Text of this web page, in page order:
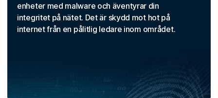
enheter med malware och äventyrar din
integritet på nätet. Det är skydd mot hot på
internet från en pålitlig ledare inom området.